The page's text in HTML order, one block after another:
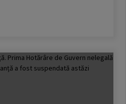
amânat pentru anul școlar 2027 –
2026
2026